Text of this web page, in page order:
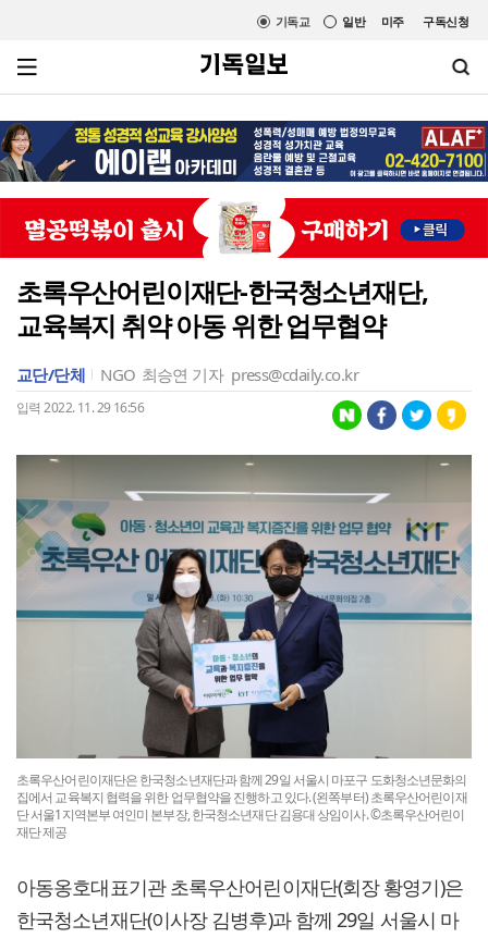
미주 구독신청
일반
기독교
초록우산어린이재단-한국청소년재단,
교육복지 취약 아동 위한 업무협약
교단/단체 NGO 최승연 기자 press@cdaily.co.kr
입력 2022. 11. 29 16:56
초록우산어린이재단은 한국청소년재단과 함께 29일 서울시 마포구 도화청소년문화의
집에서 교육복지 협력을 위한 업무협약을 진행하고 있다. (왼쪽부터) 초록우산어린이재
단 서울1지역본부 여인미 본부장, 한국청소년재단 김용대 상임이사. ©초록우산어린이
재단 제공
아동옹호대표기관 초록우산어린이재단(회장 황영기)은
한국청소년재단(이사장 김병후)과 함께 29일 서울시 마